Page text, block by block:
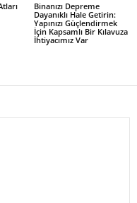
Binanızı Depreme
Dayanıklı Hale Getirin:
Yapınızı Güçlendirmek
İçin Kapsamlı Bir Kılavuza
İhtiyacımız Var